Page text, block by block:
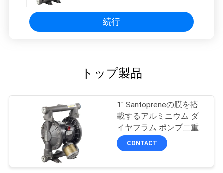
続行
トップ製品
1" Santopreneの膜を搭
載するアルミニウム ダ
イヤフラム ポンプ二重
ダイヤフラム ポンプ
CONTACT